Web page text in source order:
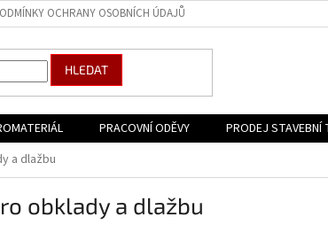
OCHRANY OSOBNÍCH ÚDAJŮ
HLEDAT
PRACOVNÍ ODĚVY PRODEJ STAVEBNÍ
a dlažbu
obklady a dlažbu